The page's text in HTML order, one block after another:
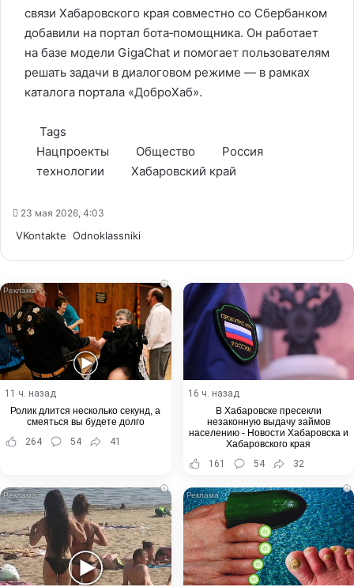
связи Хабаровского края совместно со Сбербанком
добавили на портал бота‑помощника. Он работает
на базе модели GigaChat и помогает пользователям
решать задачи в диалоговом режиме — в рамках
каталога портала «ДоброХаб».
Tags
Нацпроекты
Общество
Россия
технологии
Хабаровский край
23 мая 2026, 4:03
VKontakte Odnoklassniki
i
11 ч. назад
Ролик длится несколько секунд, а
смеяться вы будете долго
264
54 41
16 ч. назад
В Хабаровске пресекли
незаконную выдачу займов
населению - Новости Хабаровска и
Хабаровского края
161
54 32
i i